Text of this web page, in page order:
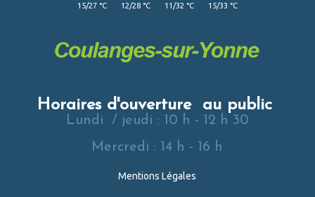
15/27 °C 12/28 °C 11/32 °C 15/33 °C
Horaires d'ouverture au public
Lundi / jeudi : 10 h - 12 h 30
Mercredi : 14 h - 16 h
Mentions Légales